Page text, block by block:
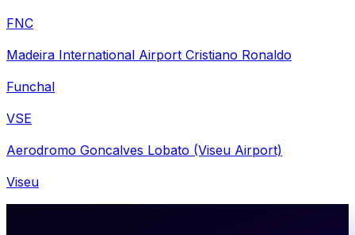
FNC
Madeira International Airport Cristiano Ronaldo
Funchal
VSE
Aerodromo Goncalves Lobato (Viseu Airport)
Viseu